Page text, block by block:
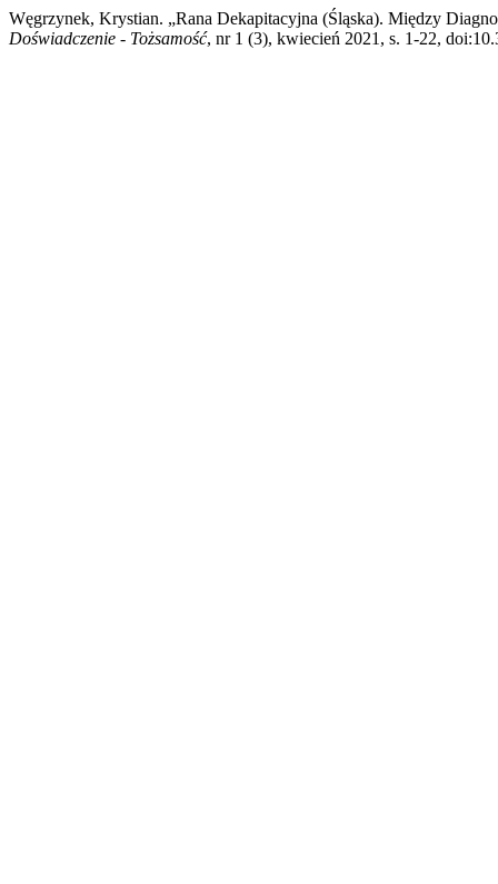
Węgrzynek, Krystian. „Rana Dekapitacyjna (Śląska). Między
Doświadczenie - Tożsamość, nr 1 (3), kwiecień 2021, s. 1-22,